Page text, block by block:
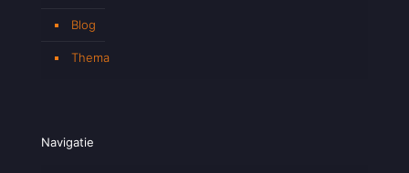
Blog
Thema
Navigatie